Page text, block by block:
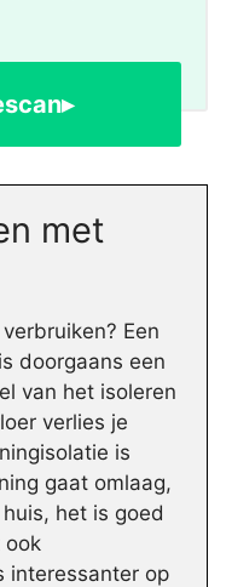
met
Een
doorgaans een
van het isoleren
verlies je
is
gaat omlaag,
het is goed
ook
interessanter op